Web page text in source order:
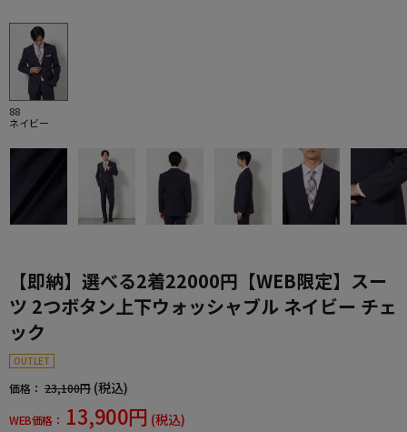
88
ネイビー
【即納】選べる2着22000円【WEB限定】スー
ツ 2つボタン上下ウォッシャブル ネイビー チェ
ック
OUTLET
価格： 23,100円 (税込)
WEB価格： 13,900円 (税込)